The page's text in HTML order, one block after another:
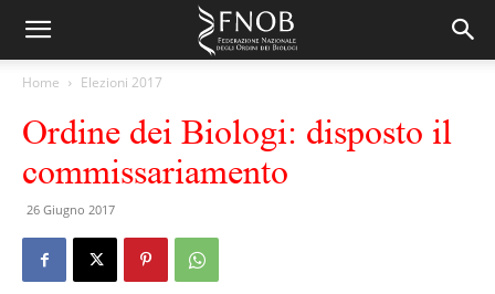
Home Elezioni 2017
Ordine dei Biologi: disposto il
commissariamento
26 Giugno 2017